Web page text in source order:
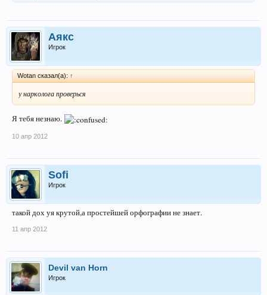
Аякс
Игрок
Wotan сказал(а): ↑
у нарколога проверься
Я тебя незнаю.
10 апр 2012
Sofi
Игрок
такой дох уя крутой,а простейшей орфографии не знает.
11 апр 2012
Devil van Horn
Игрок